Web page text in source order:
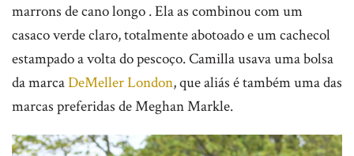
marrons de cano longo . Ela as combinou com um
casaco verde claro, totalmente abotoado e um cachecol
estampado a volta do pescoço. Camilla usava uma bolsa
da marcaDeMeller London, que aliás é também uma das
marcas preferidas de Meghan Markle.